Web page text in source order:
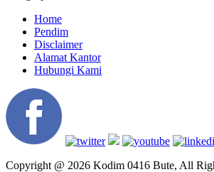
Home
Pendim
Disclaimer
Alamat Kantor
Hubungi Kami
Copyright @ 2026 Kodim 0416 Bute, All